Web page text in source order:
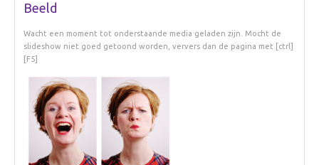
Beeld
Wacht een moment tot onderstaande media geladen zijn. Mocht de
slideshow niet goed getoond worden, ververs dan de pagina met [ctrl]
[F5]